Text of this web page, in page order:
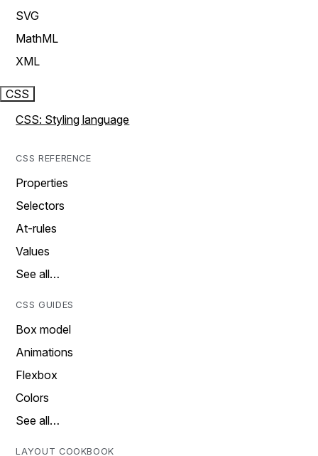
SVG
MathML
XML
CSS
CSS: Styling language
CSS REFERENCE
Properties
Selectors
At-rules
Values
See all…
CSS GUIDES
Box model
Animations
Flexbox
Colors
See all…
LAYOUT COOKBOOK